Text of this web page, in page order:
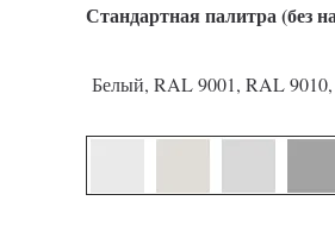
Стандартная палитра (без
Белый, RAL 9001, RAL